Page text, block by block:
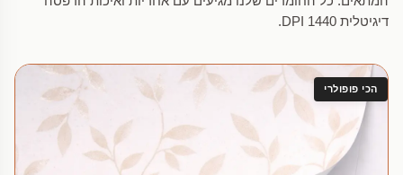
דיגיטלית 1440 DPI.
הכי פופולרי